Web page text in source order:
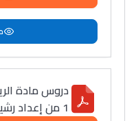
دروس مادة
1 من إعداد رشيد العوفير